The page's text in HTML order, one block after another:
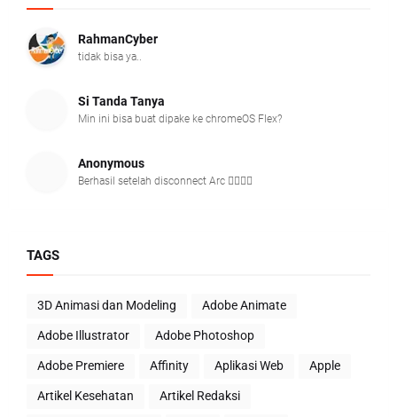
RahmanCyber
tidak bisa ya..
Si Tanda Tanya
Min ini bisa buat dipake ke chromeOS Flex?
Anonymous
Berhasil setelah disconnect Arc 👍🏻👍🏻
TAGS
3D Animasi dan Modeling Adobe Animate
Adobe Illustrator Adobe Photoshop
Adobe Premiere Affinity Aplikasi Web Apple
Artikel Kesehatan Artikel Redaksi